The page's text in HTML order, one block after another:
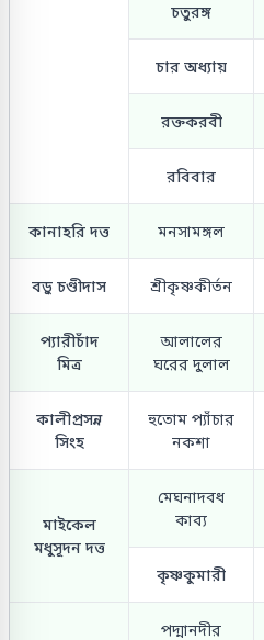
চতুরঙ্গ
চার অধ্যায়
রক্তকরবী
রবিবার
কানাহরি দত্ত মনসামঙ্গল
বড়ু চণ্ডীদাস শ্রীকৃষ্ণকীর্তন
প্যারীচাঁদ
মিত্র
আলালের
ঘরের দুলাল
কালীপ্রসন্ন
সিংহ
হুতোম প্যাঁচার
নকশা
মাইকেল
মধুসূদন দত্ত
মেঘনাদবধ
কাব্য
কৃষ্ণকুমারী
পদ্মানদীর